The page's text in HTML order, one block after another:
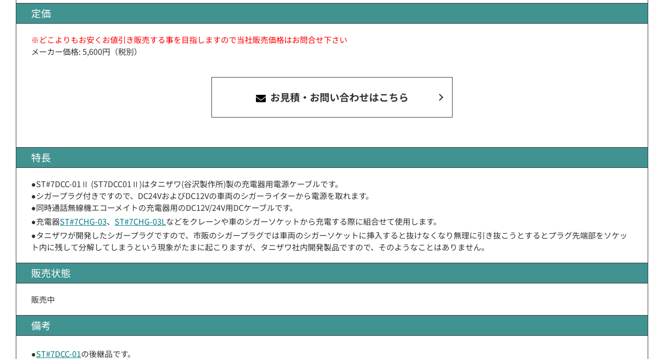
定価
※どこよりもお安くお値引き販売する事を目指しますので当社販売価格はお問合せ下さい
メーカー価格: 5,600円（税別）
お見積・お問い合わせはこちら
特長
●ST#7DCC-01Ⅱ (ST7DCC01Ⅱ)はタニザワ(谷沢製作所)製の充電器用電源ケーブルです。
●シガープラグ付きですので、DC24VおよびDC12Vの車両のシガーライターから電源を取れます。
●同時通話無線機エコーメイトの充電器用のDC12V/24V用DCケーブルです。
●充電器ST#7CHG-03、 ST#7CHG-03Lなどをクレーンや車のシガーソケットから充電する際に組合せて使用します。
●タニザワが開発したシガープラグですので、市販のシガープラグでは車両のシガーソケットに挿入すると抜けなくなり無理に引き抜こうとするとプラグ先端部をソケッ
ト内に残して分解してしまうという現象がたまに起こりますが、タニザワ社内開発製品ですので、そのようなことはありません。
販売状態
販売中
備考
●ST#7DCC-01の後継品です。